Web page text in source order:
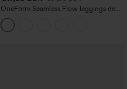
OneForm Seamless Flow leggings de
yoga de talle alto con control abdominal
y realce de glúteos